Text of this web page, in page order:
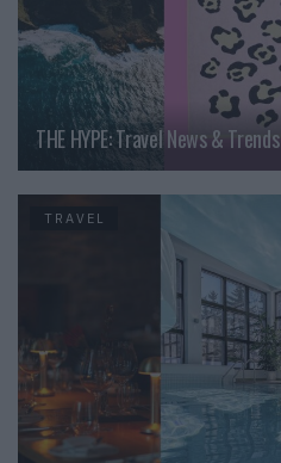
THE HYPE: Travel News & Trends
TRAVEL